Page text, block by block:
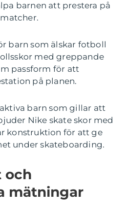
barnen att prestera på
barn som älskar fotboll
med greppande
passform för att
på planen.
barn som gillar att
Nike skate skor med
konstruktion för att ge
under skateboarding.
och
mätningar